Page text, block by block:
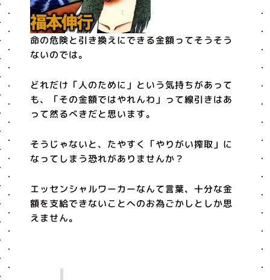
命の危険と引き換えにできる金額ってそうそう
ないのでは。
どれだけ「人のために」という気持ちがあって
も、「その金額ではやれんわ」って線引きはあ
って然るべきだと思います。
そうじゃないと、たやすく「やりがい搾取」に
なってしまう恐れがありませんか？
エッセンシャルワーカーなんて言葉、十分な金
額を支給できないことへのお為ごかしとしか思
えません。